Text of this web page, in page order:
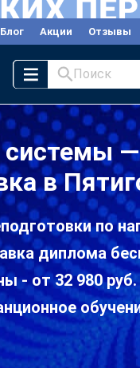
Блог Акции Отзывы
Поиск
—
в
по
диплома
- от 32 980 руб.